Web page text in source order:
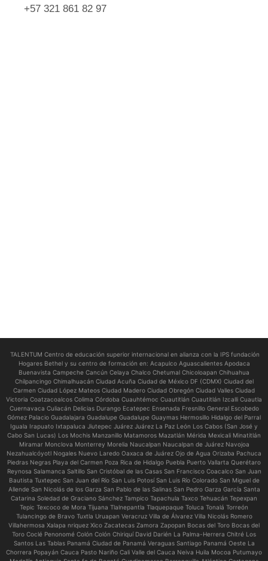
+57 321 861 82 97
TALENTUM Centro de educación superior internacional en alianza con la IPS fundación
Hogares Bethel y su centro de formación en: Acapulco Aguascalientes Apodaca
Buenavista Campeche Cancún Celaya Chalco Chetumal Chicoloapan Chihuahua
Chilpancingo Chimalhuacán Ciudad Acuña Ciudad de México DF (CDMX) Ciudad del
Carmen Ciudad López Mateos Ciudad Madero Ciudad Obregón Ciudad Valles Ciudad
Victoria Coatzacoalcos Colima Córdoba Cuauhtémoc Cuautitlán Cuautitlán Izcalli Cuautla
Cuernavaca Culiacán Delicias Durango Ecatepec Ensenada Fresnillo General Escobedo
Gómez Palacio Guadalajara Guadalupe Guadalupe Guaymas Hermosillo Hidalgo del Parral
Iguala Irapuato Ixtapaluca Jiutepec Juárez Juárez La Paz León Los Cabos (San José y
Cabo San Lucas) Los Mochis Manzanillo Matamoros Mazatlán Mérida Mexicali Minatitlán
Miramar Monclova Monterrey Morelia Naucalpan Naucalpan de Juárez Navojoa
Nezahualcóyotl Nogales Nuevo Laredo Oaxaca de Juárez Ojo de Agua Orizaba Pachuca
Piedras Negras Playa del Carmen Poza Rica de Hidalgo Puebla Puerto Vallarta Querétaro
Reynosa Salamanca Saltillo San Cristóbal de las Casas San Francisco Coacalco San Juan
Bautista Tuxtepec San Juan del Río San Luis Potosí San Luis Río Colorado San Miguel de
Allende San Nicolás de los Garza San Pablo de las Salinas San Pedro Garza García Santa
Catarina Soledad de Graciano Sánchez Tampico Tapachula Taxco Tehuacán Tepexpan
Tepic Texcoco de Mora Tijuana Tlalnepantla Tlaquepaque Toluca Tonalá Torreón
Tulancingo de Bravo Tuxtla Uruapan Veracruz Villa de Álvarez Villa Nicolás Romero
Villahermosa Xalapa nriquez Xico Zacatecas Zamora Zapopan Bocas del Toro Bocas del
Toro Coclé Penonomé Colón Colón Chiriquí David Darién La Palma-Herrera Chitré Los
Santos Las Tablas Panamá Ciudad de Panamá Veraguas Santiago Panamá Oeste La
Chorrera Popayán Cauca Pasto Nariño Cali Valle del Cauca Neiva Huila Mocoa Putumayo